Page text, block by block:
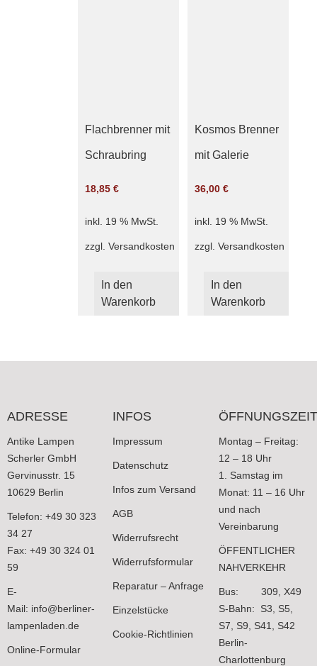
Flachbrenner mit
Schraubring
18,85 €
inkl. 19 % MwSt.
zzgl. Versandkosten
In den
Warenkorb
Kosmos Brenner
mit Galerie
36,00 €
inkl. 19 % MwSt.
zzgl. Versandkosten
In den
Warenkorb
ADRESSE
Antike Lampen
Scherler GmbH
Gervinusstr. 15
10629 Berlin
Telefon: +49 30 323
34 27
Fax: +49 30 324 01
59
E-
Mail: info@berliner-
lampenladen.de
Online-Formular
INFOS
Impressum
Datenschutz
Infos zum Versand
AGB
Widerrufsrecht
Widerrufsformular
Reparatur – Anfrage
Einzelstücke
Cookie-Richtlinien
Montag – Freitag:
12 – 18 Uhr
1. Samstag im
Monat: 11 – 16 Uhr
und nach
Vereinbarung
ÖFFENTLICHER
NAHVERKEHR
Bus: 309, X49
S-Bahn: S3, S5,
S7, S9, S41, S42
Berlin-
Charlottenburg